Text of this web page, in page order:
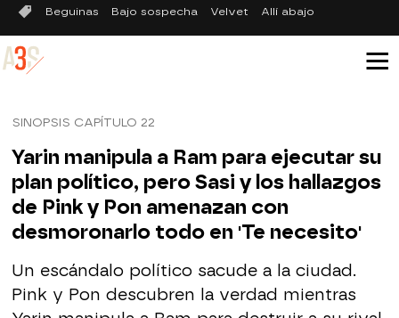
Beguinas Bajo sospecha Velvet Allí abajo
SINOPSIS CAPÍTULO 22
Yarin manipula a Ram para ejecutar su
plan político, pero Sasi y los hallazgos
de Pink y Pon amenazan con
desmoronarlo todo en 'Te necesito'
Un escándalo político sacude a la ciudad.
Pink y Pon descubren la verdad mientras